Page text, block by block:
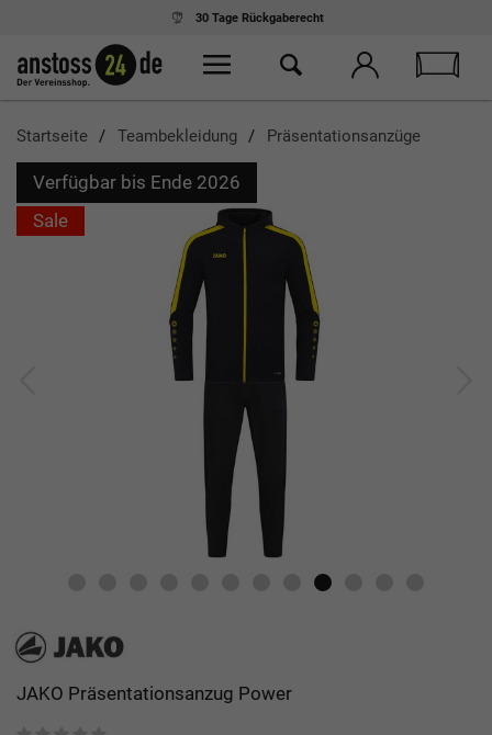
30 Tage Rückgaberecht
Startseite Teambekleidung Präsentationsanzüge
Verfügbar bis Ende 2026
Sale
JAKO Präsentationsanzug Power